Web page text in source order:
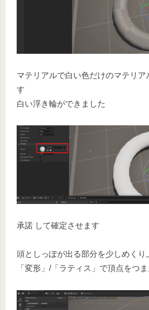
マテリアルで白い色だけのマテリア
す
白い浮き輪ができました
承諾 して確定させます
頭としっぽが出る部分を少しめくり
「変形」/「ラティス」で頂点をつ